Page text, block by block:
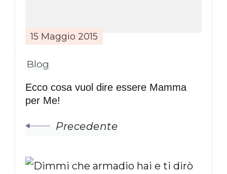
15 Maggio 2015
Blog
Ecco cosa vuol dire essere Mamma
per Me!
Precedente